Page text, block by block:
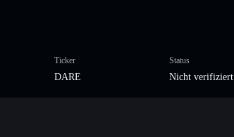
Ticker
DARE
Status
Nicht verifiziert